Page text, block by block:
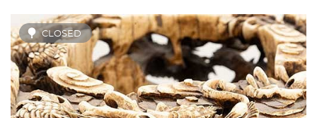
CLOSED